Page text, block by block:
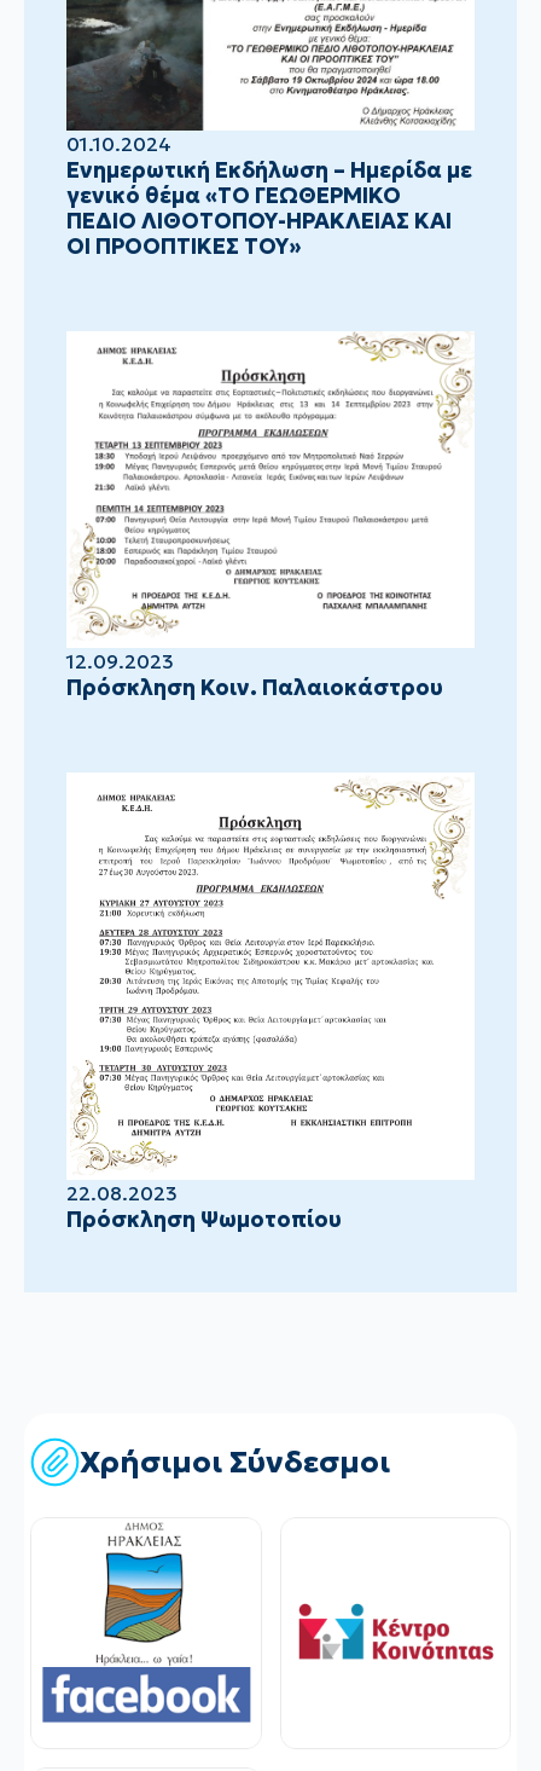
01.10.2024
Ενημερωτική Εκδήλωση – Ημερίδα με
γενικό θέμα «ΤΟ ΓΕΩΘΕΡΜΙΚΟ
ΠΕΔΙΟ ΛΙΘΟΤΟΠΟΥ-ΗΡΑΚΛΕΙΑΣ ΚΑΙ
ΟΙ ΠΡΟΟΠΤΙΚΕΣ ΤΟΥ»
12.09.2023
Πρόσκληση Κοιν. Παλαιοκάστρου
22.08.2023
Πρόσκληση Ψωμοτοπίου
Χρήσιμοι Σύνδεσμοι